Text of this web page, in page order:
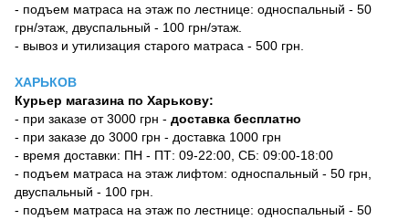
- подъем матраса на этаж по лестнице: односпальный - 50
грн/этаж, двуспальный - 100 грн/этаж.
- вывоз и утилизация старого матраса - 500 грн.
ХАРЬКОВ
Курьер магазина по Харькову:
- при заказе от 3000 грн - доставка бесплатно
- при заказе до 3000 грн - доставка 1000 грн
- время доставки: ПН - ПТ: 09-22:00, СБ: 09:00-18:00
- подъем матраса на этаж лифтом: односпальный - 50 грн,
двуспальный - 100 грн.
- подъем матраса на этаж по лестнице: односпальный - 50